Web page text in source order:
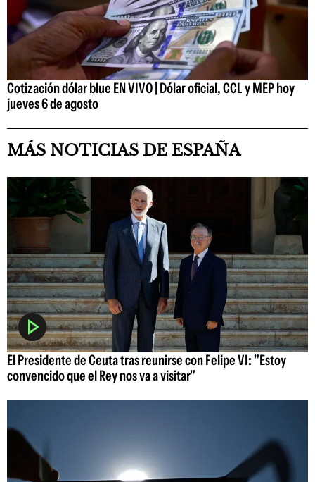
Cotización dólar blue EN VIVO | Dólar oficial, CCL y MEP hoy
jueves 6 de agosto
MÁS NOTICIAS DE ESPAÑA
El Presidente de Ceuta tras reunirse con Felipe VI: "Estoy
convencido que el Rey nos va a visitar"